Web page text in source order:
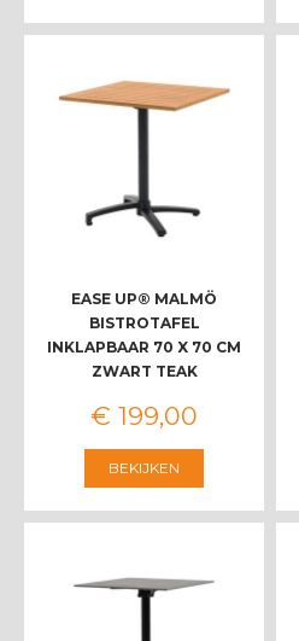
EASE UP® MALMÖ
BISTROTAFEL
INKLAPBAAR 70 X 70 CM
ZWART TEAK
€ 199,00
BEKIJKEN